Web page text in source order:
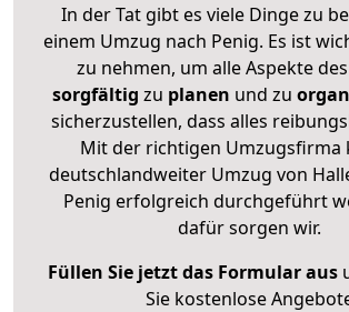
In der Tat gibt es viele Dinge zu
einem Umzug nach Penig. Es ist
zu nehmen, um alle Aspekte
sorgfältig zu planen und zu
sicherzustellen, dass alles
Mit der richtigen Umzugsfirma
deutschlandweiter Umzug von
Penig erfolgreich durchgeführt
dafür sorgen wir.
Füllen Sie jetzt das Formular aus
Sie kostenlose